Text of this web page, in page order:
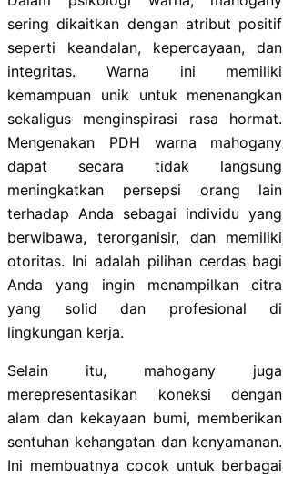
sering dikaitkan dengan atribut positif
seperti keandalan, kepercayaan, dan
integritas. Warna ini memiliki
kemampuan unik untuk menenangkan
sekaligus menginspirasi rasa hormat.
Mengenakan PDH warna mahogany
dapat secara tidak langsung
meningkatkan persepsi orang lain
terhadap Anda sebagai individu yang
berwibawa, terorganisir, dan memiliki
otoritas. Ini adalah pilihan cerdas bagi
Anda yang ingin menampilkan citra
yang solid dan profesional di
lingkungan kerja.
Selain itu, mahogany juga
merepresentasikan koneksi dengan
alam dan kekayaan bumi, memberikan
sentuhan kehangatan dan kenyamanan.
Ini membuatnya cocok untuk berbagai